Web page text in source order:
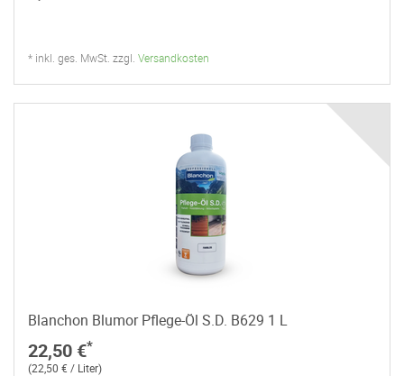
* inkl. ges. MwSt. zzgl. Versandkosten
Blanchon Blumor Pflege-Öl S.D. B629 1 L
22,50 €*
(22,50 € / Liter)